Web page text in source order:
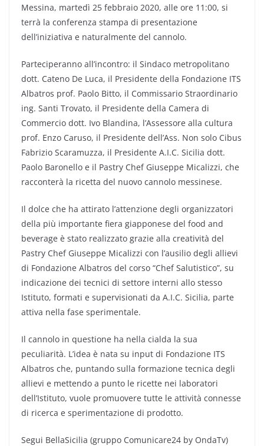
Messina, martedì 25 febbraio 2020, alle ore 11:00, si
terrà la conferenza stampa di presentazione
dell’iniziativa e naturalmente del cannolo.
Parteciperanno all’incontro: il Sindaco metropolitano
dott. Cateno De Luca, il Presidente della Fondazione ITS
Albatros prof. Paolo Bitto, il Commissario Straordinario
ing. Santi Trovato, il Presidente della Camera di
Commercio dott. Ivo Blandina, l’Assessore alla cultura
prof. Enzo Caruso, il Presidente dell’Ass. Non solo Cibus
Fabrizio Scaramuzza, il Presidente A.I.C. Sicilia dott.
Paolo Baronello e il Pastry Chef Giuseppe Micalizzi, che
racconterà la ricetta del nuovo cannolo messinese.
Il dolce che ha attirato l’attenzione degli organizzatori
della più importante fiera giapponese del food and
beverage è stato realizzato grazie alla creatività del
Pastry Chef Giuseppe Micalizzi con l’ausilio degli allievi
di Fondazione Albatros del corso “Chef Salutistico”, su
indicazione dei tecnici di settore interni allo stesso
Istituto, formati e supervisionati da A.I.C. Sicilia, parte
attiva nella fase sperimentale.
Il cannolo in questione ha nella cialda la sua
peculiarità. L’idea è nata su input di Fondazione ITS
Albatros che, puntando sulla formazione tecnica degli
allievi e mettendo a punto le ricette nei laboratori
dell’Istituto, vuole promuovere tutte le attività connesse
di ricerca e sperimentazione di prodotto.
Segui BellaSicilia (gruppo Comunicare24 by OndaTv)